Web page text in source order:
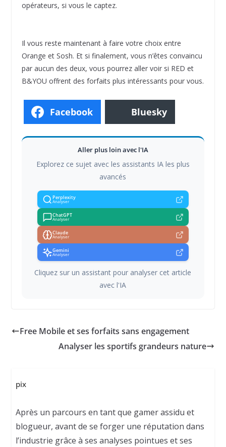
opérateurs, si vous le captez.
Il vous reste maintenant à faire votre choix entre
Orange et Sosh. Et si finalement, vous n’êtes convaincu
par aucun des deux, vous pourrez aller voir si RED et
B&YOU offrent des forfaits plus intéressants pour vous.
Facebook Bluesky
Aller plus loin avec l'IA
Explorez ce sujet avec les assistants IA les plus
avancés
Perplexity
Analyser
ChatGPT
Analyser
Claude
Analyser
Gemini
Analyser
Cliquez sur un assistant pour analyser cet article
avec l'IA
Free Mobile et ses forfaits sans engagement
Analyser les sportifs grandeurs nature
pix
Après un parcours en tant que gamer assidu et
blogueur, avant de se forger une réputation dans
l’industrie grâce à ses analyses pointues et ses